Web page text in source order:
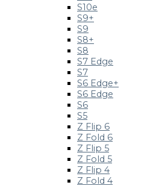
S10e
S9+
S9
S8+
S8
S7 Edge
S7
S6 Edge+
S6 Edge
S6
S5
Z Flip 6
Z Fold 6
Z Flip 5
Z Fold 5
Z Flip 4
Z Fold 4